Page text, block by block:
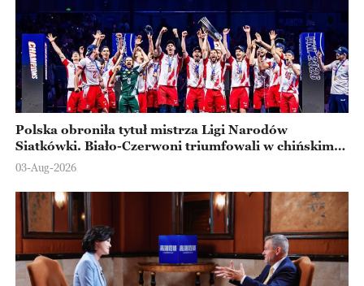
Polska obroniła tytuł mistrza Ligi Narodów
Siatkówki. Biało-Czerwoni triumfowali w chińskim
Ningbo
03-Aug-2026